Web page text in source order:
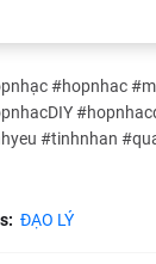
#hopnhac
#tinhnhan
ĐẠO LÝ